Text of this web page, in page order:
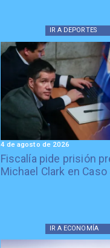
IR A DEPORTES
Fiscalía pide prisión
Michael Clark en Caso
4 de agosto de 2026
IR A ECONOMÍA